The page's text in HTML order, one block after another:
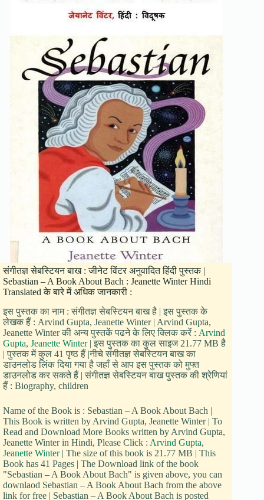
संगीतज्ञ सेबस्टियन बाख : जीनेट विंटर अनुवादित हिंदी पुस्तक |
Sebastian – A Book About Bach : Jeanette Winter Hindi
Translated के बारे में अधिक जानकारी :
इस पुस्तक का नाम : संगीतज्ञ सेबस्टियन बाख है | इस पुस्तक के
लेखक हैं : Arvind Gupta, Jeanette Winter | Arvind Gupta,
Jeanette Winter की अन्य पुस्तकें पढने के लिए क्लिक करें : Arvind
Gupta, Jeanette Winter| इस पुस्तक का कुल साइज 21.77 MB है
| पुस्तक में कुल 41 पृष्ठ हैं |नीचे संगीतज्ञ सेबस्टियन बाख का
डाउनलोड लिंक दिया गया है जहाँ से आप इस पुस्तक को मुफ्त
डाउनलोड कर सकते हैं | संगीतज्ञ सेबस्टियन बाख पुस्तक की श्रेणियां
हैं : Biography, children
Name of the Book is : Sebastian – A Book About Bach |
This Book is written by Arvind Gupta, Jeanette Winter | To
Read and Download More Books written by Arvind Gupta,
Jeanette Winter in Hindi, Please Click : Arvind Gupta,
Jeanette Winter| The size of this book is 21.77 MB | This
Book has 41 Pages | The Download link of the book
"Sebastian – A Book About Bach" is given above, you can
downlaod Sebastian – A Book About Bach from the above
link for free | Sebastian – A Book About Bach is posted